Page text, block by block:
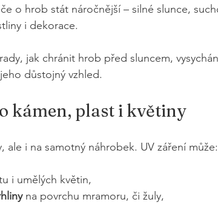
o hrob stát náročnější – silné slunce,
i dekorace.
jak chránit hrob před sluncem,
důstojný vzhled.
kámen, plast i květiny
i na samotný náhrobek. UV záření může:
i umělých květin,
na povrchu mramoru, či žuly,